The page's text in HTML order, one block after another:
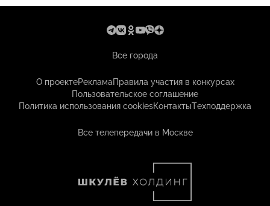
Все города
О проектеРекламаПравила участия в конкурсах
Пользовательское соглашение
Политика использования cookiesКонтактыТехподдержка
Все телепередачи в Москве